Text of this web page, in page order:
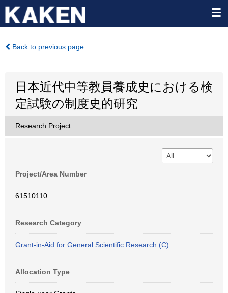
Back to previous page
日本近代中等教員養成史における検
定試験の制度史的研究
Research Project
Project/Area Number
61510110
Research Category
Grant-in-Aid for General Scientific Research (C)
Allocation Type